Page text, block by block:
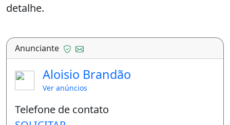
detalhe.
de 500m², essa residência foi pensada para
oferecer conforto, funcionalidade e
durabilidade — com escolhas que vão muito
além do que os olhos conseguem ver.
✨ Distribuição inteligente
Anunciante
Aloisio Brandão
Ver anúncios
Telefone de contato